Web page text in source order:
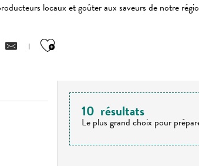
locaux et goûter aux saveurs de notre
Ajouter aux favoris
10 résultats
Le plus grand choix pour